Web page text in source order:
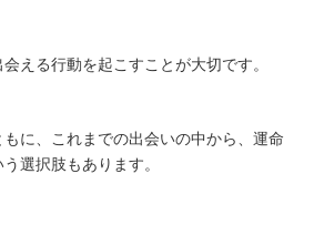
える行動を起こすことが大切です。
に、これまでの出会いの中から、運命
選択肢もあります。